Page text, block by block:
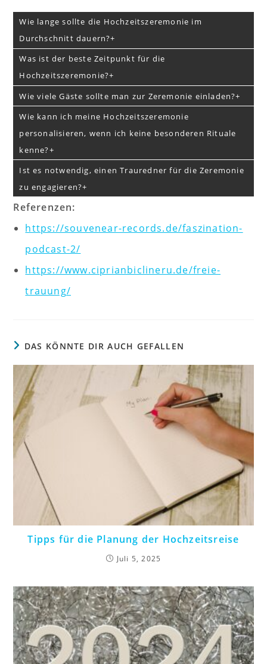
Wie lange sollte die Hochzeitszeremonie im
Durchschnitt dauern?
Was ist der beste Zeitpunkt für die
Hochzeitszeremonie?
Wie viele Gäste sollte man zur Zeremonie einladen?
Wie kann ich meine Hochzeitszeremonie
personalisieren, wenn ich keine besonderen Rituale
kenne?
Ist es notwendig, einen Trauredner für die Zeremonie
zu engagieren?
Referenzen:
https://souvenear-records.de/faszination-
podcast-2/
https://www.ciprianbiclineru.de/freie-
trauung/
DAS KÖNNTE DIR AUCH GEFALLEN
Tipps für die Planung der Hochzeitsreise
Juli 5, 2025